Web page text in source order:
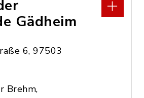
Gädheim
6, 97503
Brehm,